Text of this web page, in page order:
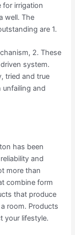
for irrigation
well. The
are 1.
2. These
system.
tried and true
unfailing and
has been
and
more than
combine form
that produce
room. Products
your lifestyle.